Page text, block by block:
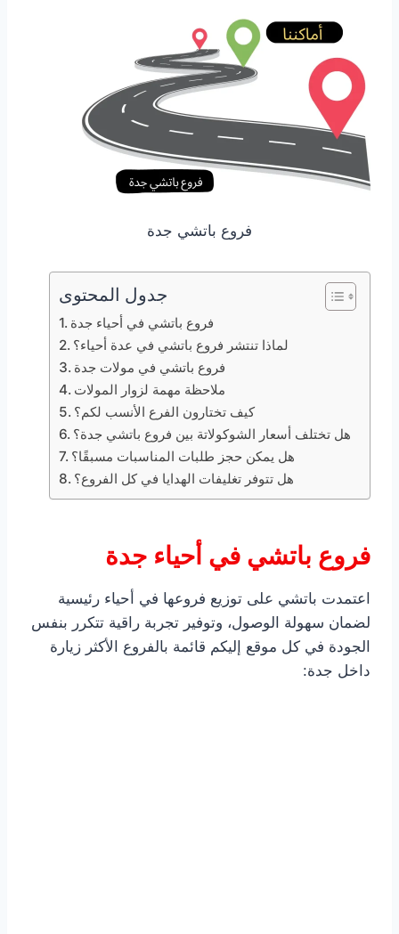
فروع باتشي جدة
جدول المحتوى
فروع باتشي في أحياء جدة
لماذا تنتشر فروع باتشي في عدة أحياء؟
فروع باتشي في مولات جدة
ملاحظة مهمة لزوار المولات
كيف تختارون الفرع الأنسب لكم؟
هل تختلف أسعار الشوكولاتة بين فروع باتشي جدة؟
هل يمكن حجز طلبات المناسبات مسبقًا؟
هل تتوفر تغليفات الهدايا في كل الفروع؟
فروع باتشي في أحياء جدة
اعتمدت باتشي على توزيع فروعها في أحياء رئيسية
لضمان سهولة الوصول، وتوفير تجربة راقية تتكرر بنفس
الجودة في كل موقع إليكم قائمة بالفروع الأكثر زيارة
داخل جدة: